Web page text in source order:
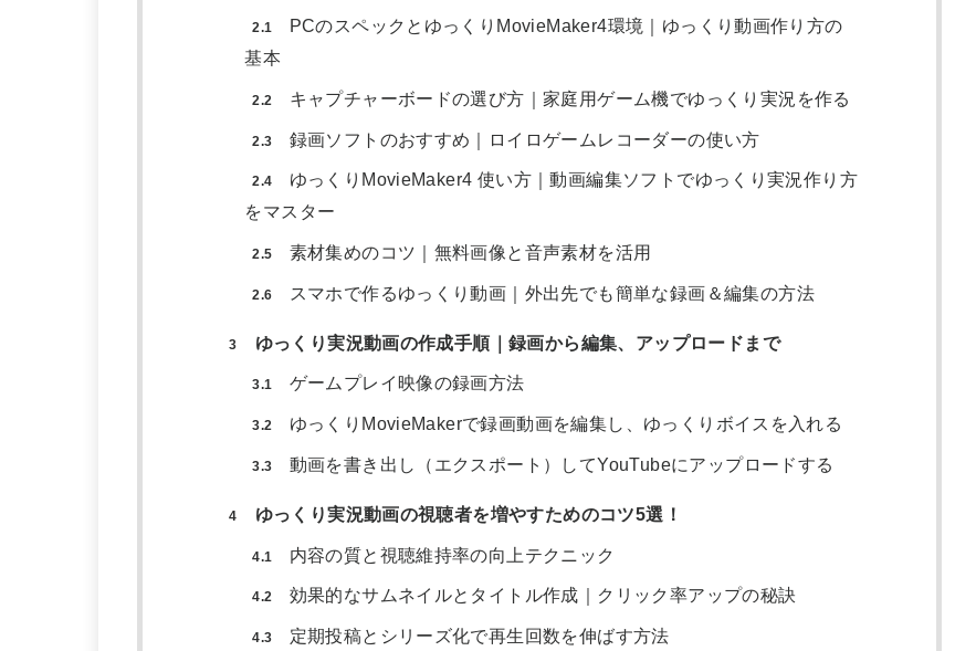
2.1
PCのスペックとゆっくりMovieMaker4環境｜ゆっくり動画作り方の
基本
2.2 キャプチャーボードの選び方｜家庭用ゲーム機でゆっくり実況を作る
2.3 録画ソフトのおすすめ｜ロイロゲームレコーダーの使い方
2.4
ゆっくりMovieMaker4 使い方｜動画編集ソフトでゆっくり実況作り方
をマスター
2.5 素材集めのコツ｜無料画像と音声素材を活用
2.6 スマホで作るゆっくり動画｜外出先でも簡単な録画＆編集の方法
3 ゆっくり実況動画の作成手順｜録画から編集、アップロードまで
3.1 ゲームプレイ映像の録画方法
3.2 ゆっくりMovieMakerで録画動画を編集し、ゆっくりボイスを入れる
3.3 動画を書き出し（エクスポート）してYouTubeにアップロードする
4 ゆっくり実況動画の視聴者を増やすためのコツ5選！
4.1 内容の質と視聴維持率の向上テクニック
4.2 効果的なサムネイルとタイトル作成｜クリック率アップの秘訣
4.3 定期投稿とシリーズ化で再生回数を伸ばす方法